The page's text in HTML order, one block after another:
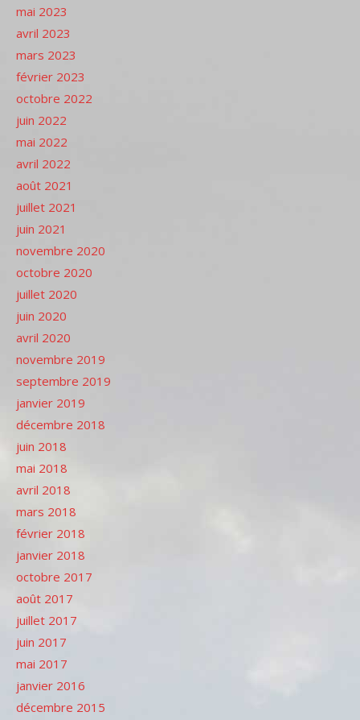
mai 2023
avril 2023
mars 2023
février 2023
octobre 2022
juin 2022
mai 2022
avril 2022
août 2021
juillet 2021
juin 2021
novembre 2020
octobre 2020
juillet 2020
juin 2020
avril 2020
novembre 2019
septembre 2019
janvier 2019
décembre 2018
juin 2018
mai 2018
avril 2018
mars 2018
février 2018
janvier 2018
octobre 2017
août 2017
juillet 2017
juin 2017
mai 2017
janvier 2016
décembre 2015